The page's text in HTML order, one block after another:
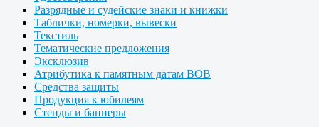
Разрядные и судейские знаки и книжки
Таблички, номерки, вывески
Текстиль
Тематические предложения
Эксклюзив
Атрибутика к памятным датам ВОВ
Средства защиты
Продукция к юбилеям
Стенды и баннеры